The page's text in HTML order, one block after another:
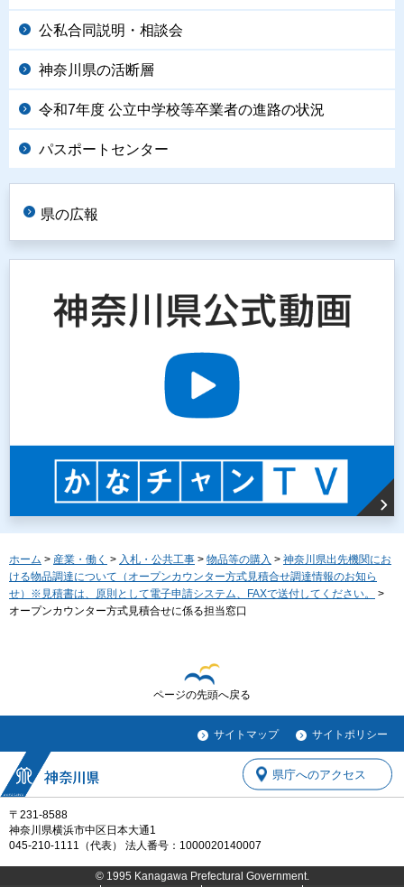
公私合同説明・相談会
神奈川県の活断層
令和7年度 公立中学校等卒業者の進路の状況
パスポートセンター
県の広報
ホーム > 産業・働く > 入札・公共工事 > 物品等の購入 > 神奈川県出先機関にお
ける物品調達について（オープンカウンター方式見積合せ調達情報のお知ら
せ）※見積書は、原則として電子申請システム、FAXで送付してください。
>
オープンカウンター方式見積合せに係る担当窓口
ページの先頭へ戻る
サイトマップ サイトポリシー
〒231-8588
神奈川県横浜市中区日本大通1
045-210-1111（代表） 法人番号：1000020140007
県庁へのアクセス
© 1995 Kanagawa Prefectural Government.